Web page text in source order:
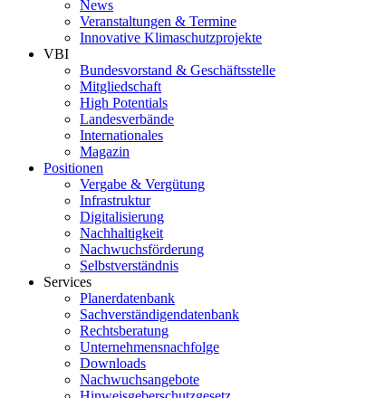
News
Veranstaltungen & Termine
Innovative Klimaschutzprojekte
VBI
Bundesvorstand & Geschäftsstelle
Mitgliedschaft
High Potentials
Landesverbände
Internationales
Magazin
Positionen
Vergabe & Vergütung
Infrastruktur
Digitalisierung
Nachhaltigkeit
Nachwuchsförderung
Selbstverständnis
Services
Planerdatenbank
Sachverständigendatenbank
Rechtsberatung
Unternehmensnachfolge
Downloads
Nachwuchsangebote